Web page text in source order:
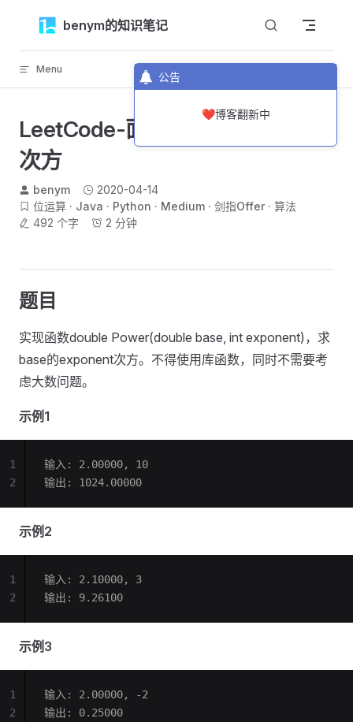
公告
❤️博客翻新中
Skip to contentbenym的知识笔记
Menu 返回顶部
LeetCode-面试题16-数值的整数
次方
benym
2020-04-14
位运算
Java Python Medium 剑指Offer
算法
492 个字
2 分钟
题目
实现函数double Power(double base, int exponent)，求
base的exponent次方。不得使用库函数，同时不需要考
虑大数问题。
示例1
输入: 2.00000, 10
输出: 1024.00000
1
2
示例2
输入: 2.10000, 3
输出: 9.26100
1
2
示例3
输入: 2.00000, -2
输出: 0.25000
1
2